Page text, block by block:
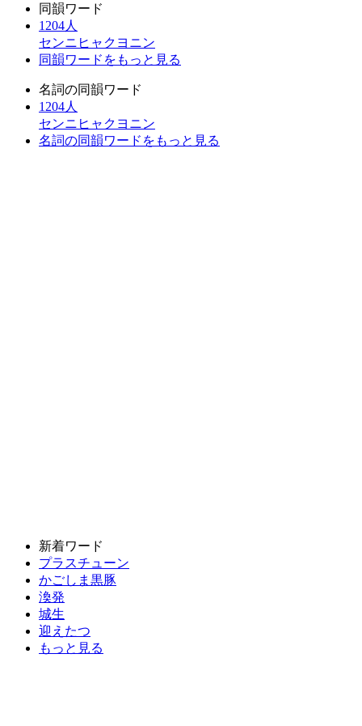
同韻ワード
1204人
センニヒャクヨニン
同韻ワードをもっと見る
名詞の同韻ワード
1204人
センニヒャクヨニン
名詞の同韻ワードをもっと見る
新着ワード
プラスチューン
かごしま黒豚
渙発
城生
迎えたつ
もっと見る